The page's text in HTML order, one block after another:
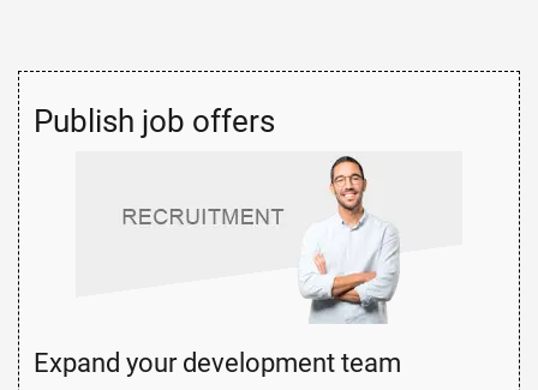
Publish job offers
Expand your development team